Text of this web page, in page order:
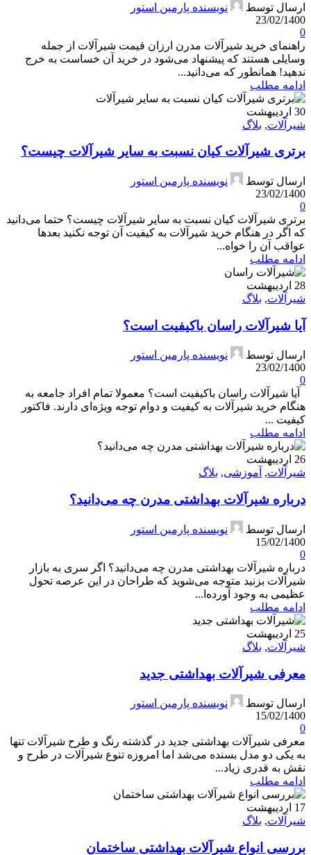
ارسال توسط
نویسنده پارمین استور
23/02/1400
0
راهنمای خرید شیرآلات مدرن ارزان قیمت شیرآلات از جمله
وسایلی هستند که پیشنهاد می‌شود در خرید آن خساست به خرج
ندهید! همانطور که می‌دانید...
ادامه مطلب
30 اردیبهشت
شیرآلات, بلاگ
برتری شیرآلات کیان نسبت به سایر شیرآلات چیست؟
ارسال توسط
نویسنده پارمین استور
23/02/1400
0
برتری شیرآلات کیان نسبت به سایر شیرآلات چیست؟ حتما می‌دانید
که اگر در هنگام خرید شیرآلات به کیفیت آن توجه نکنید بعدها
عواقب آن را خواه...
ادامه مطلب
28 اردیبهشت
شیرآلات, بلاگ
آیا شیرآلات راسان باکیفیت است؟
ارسال توسط
نویسنده پارمین استور
23/02/1400
0
آیا شیرآلات راسان باکیفیت است؟ معمولا تمام افراد جامعه به
هنگام خرید شیرآلات به کیفیت و دوام توجه ویژه‌ای دارند. فاکتور
کیفیت ...
ادامه مطلب
26 اردیبهشت
شیرآلات, آموزشی, بلاگ
درباره شیرآلات بهداشتی مدرن چه می‌دانید؟
ارسال توسط
نویسنده پارمین استور
15/02/1400
0
درباره شیرآلات بهداشتی مدرن چه می‌دانید؟ اگر سری به بازار
شیرآلات بزنید متوجه می‌شوید که طراحان در این عرصه تحول
عظیمی به وجود آورده‌ا...
ادامه مطلب
25 اردیبهشت
شیرآلات, بلاگ
معرفی شیرآلات بهداشتی جدید
ارسال توسط
نویسنده پارمین استور
15/02/1400
0
معرفی شیرآلات بهداشتی جدید در گذشته رنگ و طرح شیرآلات تنها
به یکی دو مدل بسنده می‌شد اما امروزه تنوع شیرآلات در طرح و
نقش به قدری زیاد...
ادامه مطلب
17 اردیبهشت
شیرآلات, بلاگ
بررسی انواع شیرآلات بهداشتی ساختمان